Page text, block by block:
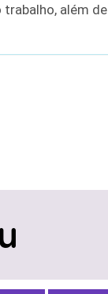
além de